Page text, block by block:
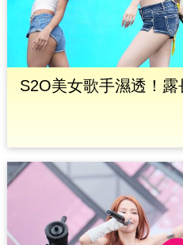
S2O美女歌手濕透！